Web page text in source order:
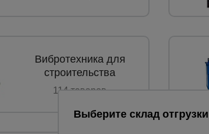
и металлообработка
Вибротехника для
строительства
114 товаров
Выберите склад отгрузки